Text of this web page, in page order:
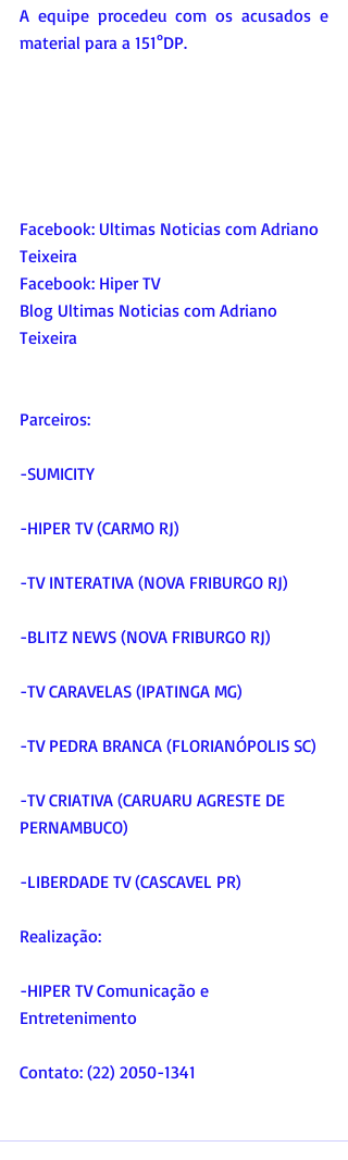
A equipe procedeu com os acusados e
material para a 151°DP.
Facebook: Ultimas Noticias com Adriano
Teixeira
Facebook: Hiper TV
Blog Ultimas Noticias com Adriano
Teixeira
Parceiros:
-SUMICITY
-HIPER TV (CARMO RJ)
-TV INTERATIVA (NOVA FRIBURGO RJ)
-BLITZ NEWS (NOVA FRIBURGO RJ)
-TV CARAVELAS (IPATINGA MG)
-TV PEDRA BRANCA (FLORIANÓPOLIS SC)
-TV CRIATIVA (CARUARU AGRESTE DE
PERNAMBUCO)
-LIBERDADE TV (CASCAVEL PR)
Realização:
-HIPER TV Comunicação e
Entretenimento
Contato: (22) 2050-1341